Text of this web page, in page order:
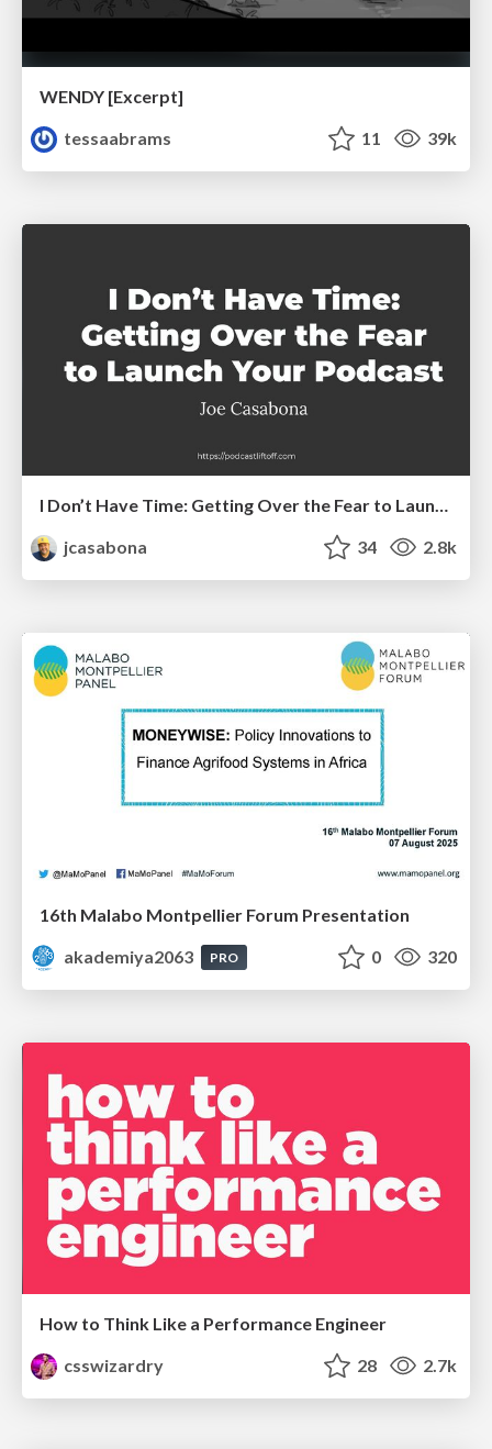
WENDY [Excerpt]
tessaabrams
11 39k
I Don’t Have Time: Getting Over the Fear to Launch Your Podcast
jcasabona
34 2.8k
16th Malabo Montpellier Forum Presentation
akademiya2063
PRO 0 320
How to Think Like a Performance Engineer
csswizardry
28 2.7k